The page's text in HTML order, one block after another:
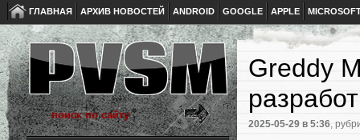
ГЛАВНАЯ АРХИВ НОВОСТЕЙ ANDROID GOOGLE APPLE
Greddy
2025-05-29 в 5:36,